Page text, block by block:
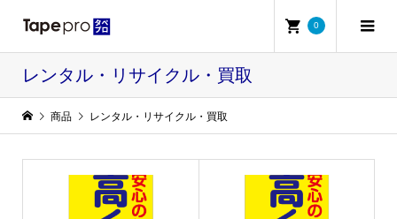
0
レンタル・リサイクル・買取
商品 レンタル・リサイクル・買取